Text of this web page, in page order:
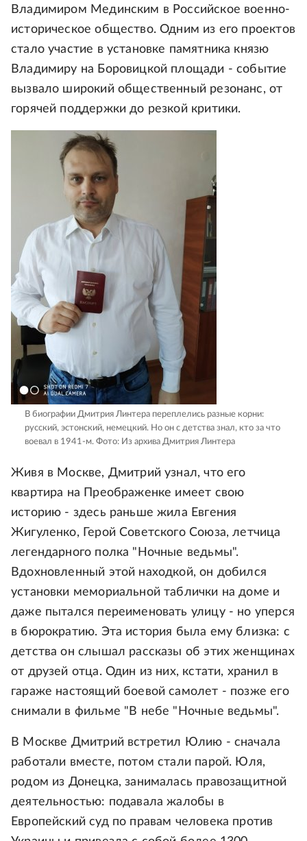
Владимиром Мединским в Российское военно-
историческое общество. Одним из его проектов
стало участие в установке памятника князю
Владимиру на Боровицкой площади - событие
вызвало широкий общественный резонанс, от
горячей поддержки до резкой критики.
В биографии Дмитрия Линтера переплелись разные корни:
русский, эстонский, немецкий. Но он с детства знал, кто за что
воевал в 1941-м. Фото: Из архива Дмитрия Линтера
Живя в Москве, Дмитрий узнал, что его
квартира на Преображенке имеет свою
историю - здесь раньше жила Евгения
Жигуленко, Герой Советского Союза, летчица
легендарного полка "Ночные ведьмы".
Вдохновленный этой находкой, он добился
установки мемориальной таблички на доме и
даже пытался переименовать улицу - но уперся
в бюрократию. Эта история была ему близка: с
детства он слышал рассказы об этих женщинах
от друзей отца. Один из них, кстати, хранил в
гараже настоящий боевой самолет - позже его
снимали в фильме "В небе "Ночные ведьмы".
В Москве Дмитрий встретил Юлию - сначала
работали вместе, потом стали парой. Юля,
родом из Донецка, занималась правозащитной
деятельностью: подавала жалобы в
Европейский суд по правам человека против